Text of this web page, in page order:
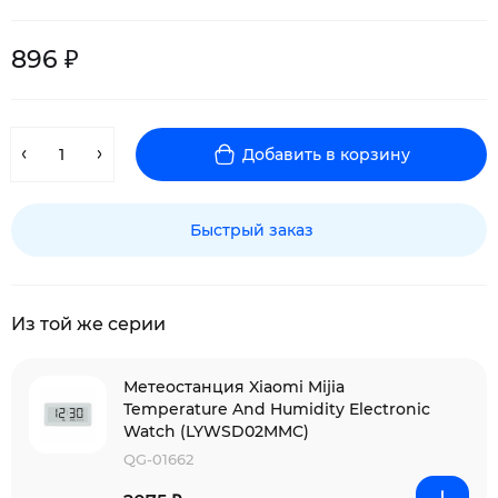
896 ₽
Добавить в корзину
Быстрый заказ
Из той же серии
Метеостанция Xiaomi Mijia
Temperature And Humidity Electronic
Watch (LYWSD02MMC)
QG-01662